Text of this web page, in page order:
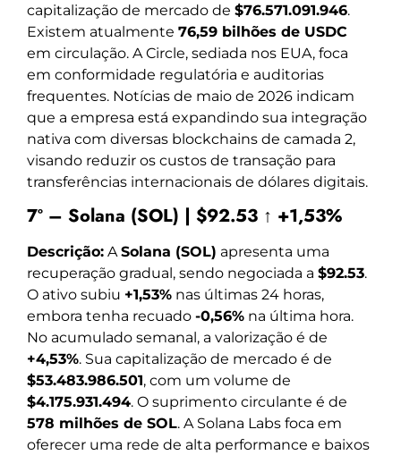
capitalização de mercado de $76.571.091.946.
Existem atualmente 76,59 bilhões de USDC
em circulação. A Circle, sediada nos EUA, foca
em conformidade regulatória e auditorias
frequentes. Notícias de maio de 2026 indicam
que a empresa está expandindo sua integração
nativa com diversas blockchains de camada 2,
visando reduzir os custos de transação para
transferências internacionais de dólares digitais.
7º – Solana (SOL) | $92.53 ↑ +1,53%
Descrição: ASolana (SOL) apresenta uma
recuperação gradual, sendo negociada a $92.53.
O ativo subiu +1,53% nas últimas 24 horas,
embora tenha recuado -0,56% na última hora.
No acumulado semanal, a valorização é de
+4,53%. Sua capitalização de mercado é de
$53.483.986.501, com um volume de
$4.175.931.494. O suprimento circulante é de
578 milhões de SOL. A Solana Labs foca em
oferecer uma rede de alta performance e baixos